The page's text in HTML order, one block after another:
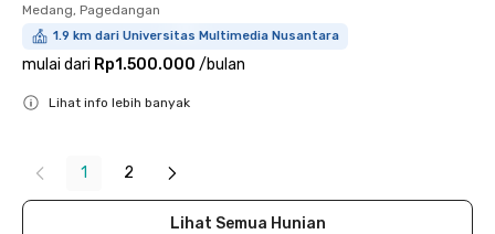
Medang, Pagedangan
1.9 km dari Universitas Multimedia Nusantara
mulai dari Rp1.500.000 /bulan
Lihat info lebih banyak
1 2
Lihat Semua Hunian